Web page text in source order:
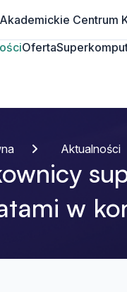
Akademickie Centrum
Oferta
Aktualności
w